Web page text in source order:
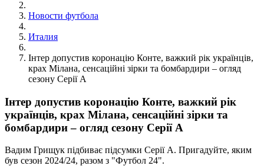
Новости футбола
Италия
Інтер допустив коронацію Конте, важкий рік українців,
крах Мілана, сенсаційні зірки та бомбардири – огляд
сезону Серії А
Інтер допустив коронацію Конте, важкий рік
українців, крах Мілана, сенсаційні зірки та
бомбардири – огляд сезону Серії А
Вадим Грищук підбиває підсумки Серії А. Пригадуйте, яким
був сезон 2024/24, разом з "Футбол 24".